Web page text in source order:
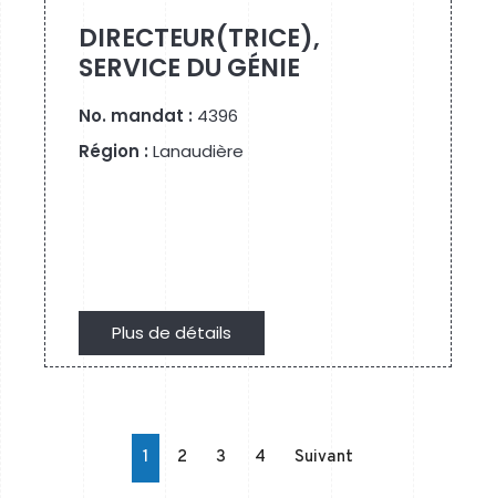
DIRECTEUR(TRICE),
SERVICE DU GÉNIE
No. mandat : 4396
Région : Lanaudière
Plus de détails
1 2 3 4 Suivant